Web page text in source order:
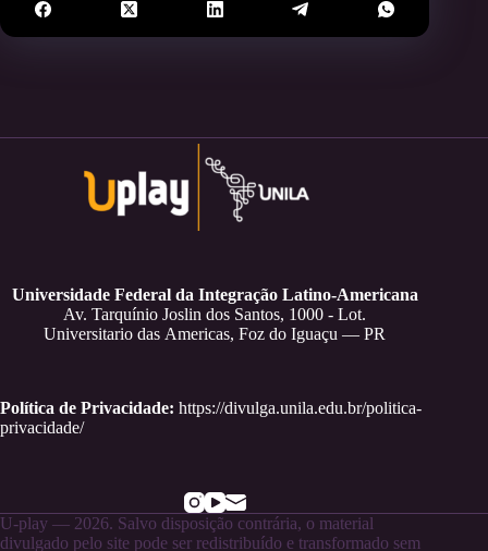
Universidade Federal da Integração Latino-Americana
Av. Tarquínio Joslin dos Santos, 1000 - Lot.
Universitario das Americas, Foz do Iguaçu — PR
Política de Privacidade: https://divulga.unila.edu.br/politica-
privacidade/
U-play — 2026. Salvo disposição contrária, o material
divulgado pelo site pode ser redistribuído e transformado sem